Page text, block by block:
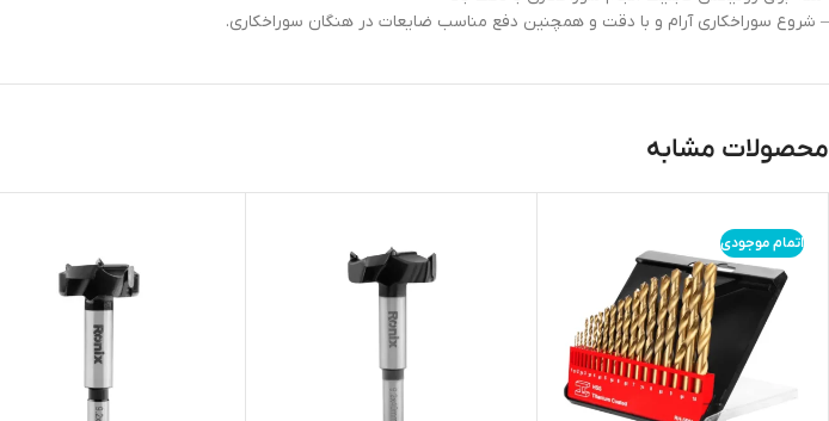
– شروع سوراخکاری آرام و با دقت و همچنین دفع مناسب ضایعات در هنگان سوراخکاری.
محصولات مشابه
اتمام موجودی